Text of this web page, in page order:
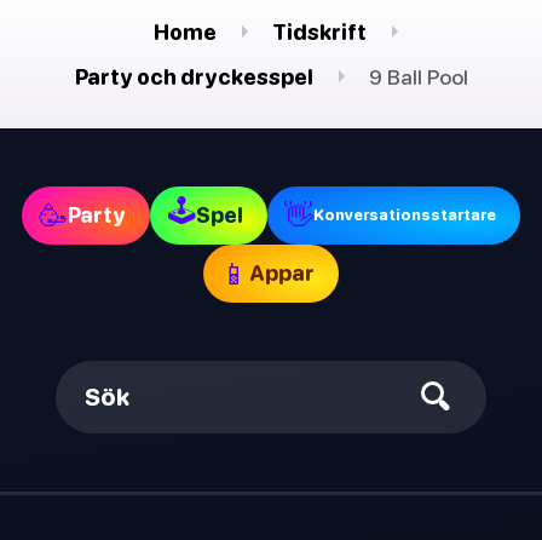
Home
Tidskrift
Party och dryckesspel
9 Ball Pool
🥳Party 🕹Spel 👋Konversationsstartare
📱 Appar
Sök